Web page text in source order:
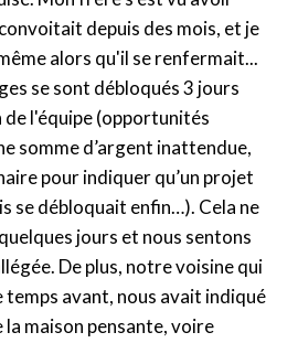
depuis des mois, et je
alors qu'il se renfermait...
se sont débloqués 3 jours
l'équipe (opportunités
somme d’argent inattendue,
pour indiquer qu’un projet
se débloquait enfin…). Cela ne
jours et nous sentons
De plus, notre voisine qui
avant, nous avait indiqué
maison pensante, voire